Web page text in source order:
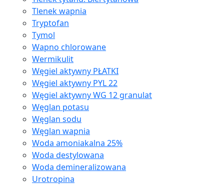
Tlenek wapnia
Tryptofan
Tymol
Wapno chlorowane
Wermikulit
Węgiel aktywny PŁATKI
Węgiel aktywny PYL 22
Węgiel aktywny WG 12 granulat
Węglan potasu
Węglan sodu
Węglan wapnia
Woda amoniakalna 25%
Woda destylowana
Woda demineralizowana
Urotropina